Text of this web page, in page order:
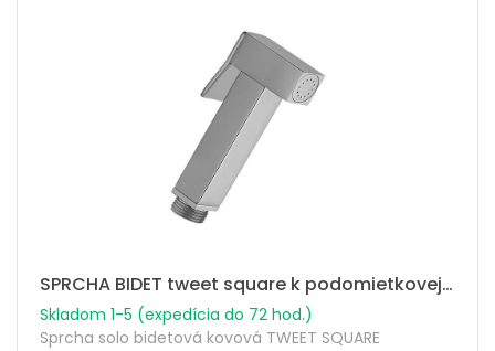
SPRCHA BIDET tweet square k podomietkovej batérii hranatá
Skladom 1-5 (expedícia do 72 hod.)
Sprcha solo bidetová kovová TWEET SQUARE